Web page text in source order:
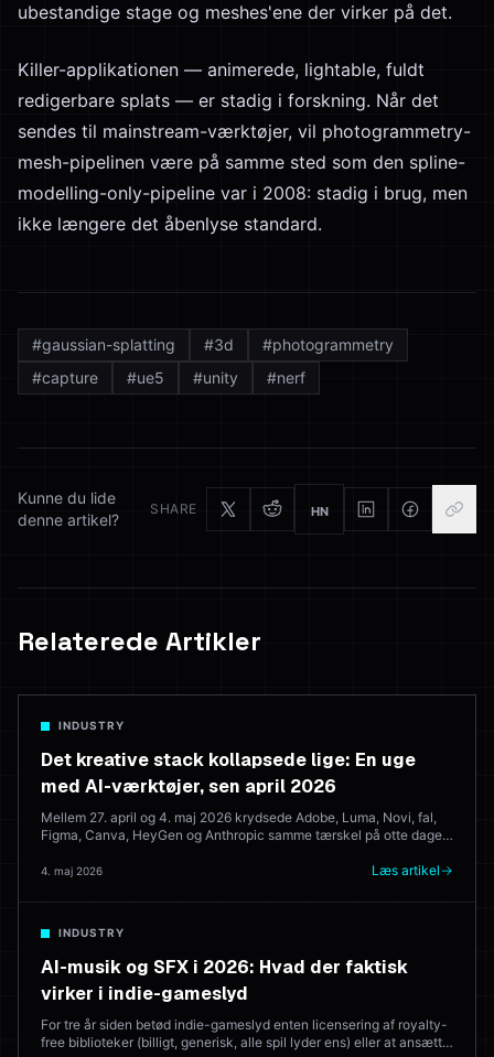
ubestandige stage og meshes'ene der virker på det.
Killer-applikationen — animerede, lightable, fuldt
redigerbare splats — er stadig i forskning. Når det
sendes til mainstream-værktøjer, vil photogrammetry-
mesh-pipelinen være på samme sted som den spline-
modelling-only-pipeline var i 2008: stadig i brug, men
ikke længere det åbenlyse standard.
#gaussian-splatting #3d #photogrammetry
#capture #ue5 #unity #nerf
Kunne du lide
denne artikel?
SHARE HN
Relaterede Artikler
INDUSTRY
Det kreative stack kollapsede lige: En uge
med AI-værktøjer, sen april 2026
Mellem 27. april og 4. maj 2026 krydsede Adobe, Luma, Novi, fal,
Figma, Canva, HeyGen og Anthropic samme tærskel på otte dage.
efterlader de browserbaserede kreative suites, der forsøger at
4. maj 2026 Læs artikel
INDUSTRY
AI-musik og SFX i 2026: Hvad der faktisk
virker i indie-gameslyd
For tre år siden betød indie-gameslyd enten licensering af royalty-
free biblioteker (billigt, generisk, alle spil lyder ens) eller at ansætte